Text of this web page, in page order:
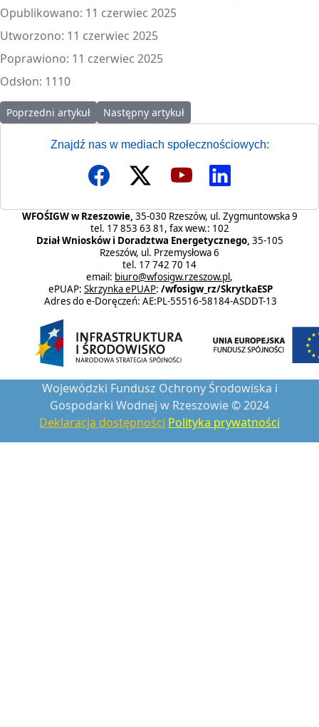
Opublikowano: 11 czerwiec 2025
Utworzono: 11 czerwiec 2025
Poprawiono: 11 czerwiec 2025
Odsłon: 1110
Poprzedni artykuł: Informacja dot. obliczania nadwyżki
Poprzedni artykuł Następny artykuł: Informacja dot.
Następny artykuł
Znajdź nas w mediach społecznościowych:
WFOŚIGW w Rzeszowie, 35-030 Rzeszów, ul. Zygmuntowska 9
tel. 17 853 63 81, fax wew.: 102
Dział Wniosków i Doradztwa Energetycznego, 35-105
Rzeszów, ul. Przemysłowa 6
tel. 17 742 70 14
email: biuro@wfosigw.rzeszow.pl,
ePUAP: Skrzynka ePUAP: /wfosigw_rz/SkrytkaESP
Adres do e-Doręczeń: AE:PL-55516-58184-ASDDT-13
Wojewódzki Fundusz Ochrony Środowiska i
Gospodarki Wodnej w Rzeszowie © 2024
Deklaracja dostępności Polityka prywatności